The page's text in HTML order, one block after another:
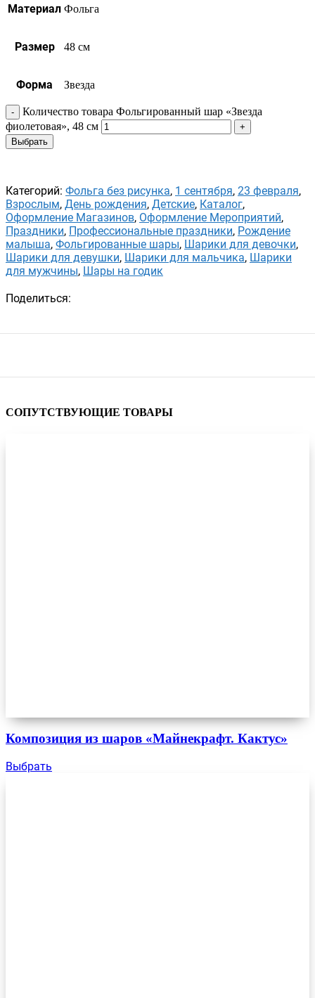
Материал Фольга
Размер 48 см
Форма Звезда
Количество товара Фольгированный шар «Звезда
фиолетовая», 48 см
Выбрать
Категорий: Фольга без рисунка, 1 сентября, 23 февраля,
Взрослым, День рождения, Детские, Каталог,
Оформление Магазинов, Оформление Мероприятий,
Праздники, Профессиональные праздники, Рождение
малыша, Фольгированные шары, Шарики для девочки,
Шарики для девушки, Шарики для мальчика, Шарики
для мужчины, Шары на годик
Поделиться:
СОПУТСТВУЮЩИЕ ТОВАРЫ
Композиция из шаров «Майнекрафт. Кактус»
Выбрать